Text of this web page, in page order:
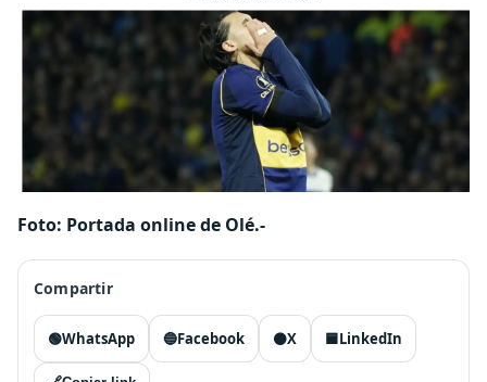
Foto: Portada online de Olé.-
Compartir
🟢WhatsApp 🔵Facebook ⚫X 🟦LinkedIn